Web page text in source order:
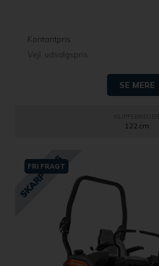
Kontantpris
Vejl. udsalgspris
SE MERE
122 cm
FRI FRAGT